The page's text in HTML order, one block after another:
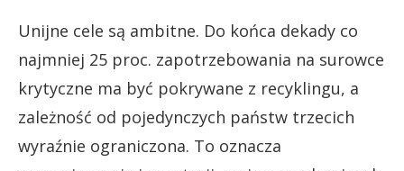
Unijne cele są ambitne. Do końca dekady co
najmniej 25 proc. zapotrzebowania na surowce
krytyczne ma być pokrywane z recyklingu, a
zależność od pojedynczych państw trzecich
wyraźnie ograniczona. To oznacza